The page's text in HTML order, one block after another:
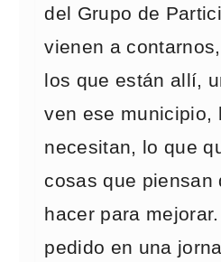
del Grupo de
vienen a
los que están allí,
ven ese municipio,
necesitan, lo que
cosas que piensan
hacer para
pedido en una